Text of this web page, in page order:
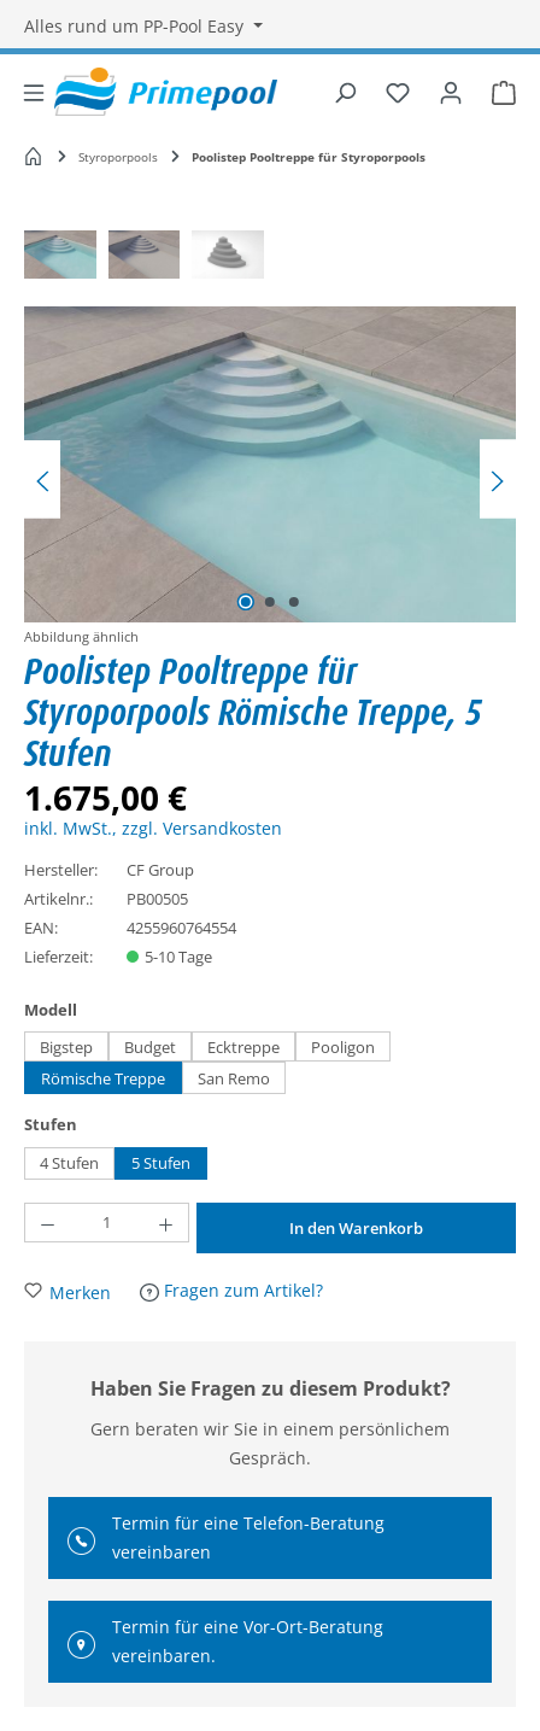
Alles rund um PP-Pool Easy
Du hast 0
StartseiteStyroporpools Poolistep Pooltreppe für Styroporpools
Abbildung ähnlich
Poolistep Pooltreppe für
Styroporpools Römische Treppe, 5
Stufen
1.675,00 €
inkl. MwSt., zzgl. Versandkosten
Hersteller:
CF Group
Artikelnr.:
PB00505
EAN:
4255960764554
Lieferzeit:
5-10 Tage
Modell
Bigstep
Budget Ecktreppe
Pooligon
Römische Treppe
San Remo
Stufen
4 Stufen
5 Stufen
Produkt Anzahl: Gib den gewünschten Wert ein oder benutze die Schaltflächen
In den Warenkorb
Merken Fragen zum Artikel?
Haben Sie Fragen zu diesem Produkt?
Gern beraten wir Sie in einem persönlichem
Gespräch.
Termin für eine Telefon-Beratung
vereinbaren
Termin für eine Vor-Ort-Beratung
vereinbaren.